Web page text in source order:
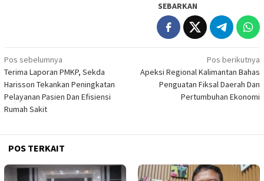
SEBARKAN
Navigasi
pos
Pos sebelumnya
Terima Laporan PMKP, Sekda
Harisson Tekankan Peningkatan
Pelayanan Pasien Dan Efisiensi
Rumah Sakit
Pos berikutnya
Apeksi Regional Kalimantan Bahas
Penguatan Fiksal Daerah Dan
Pertumbuhan Ekonomi
POS TERKAIT